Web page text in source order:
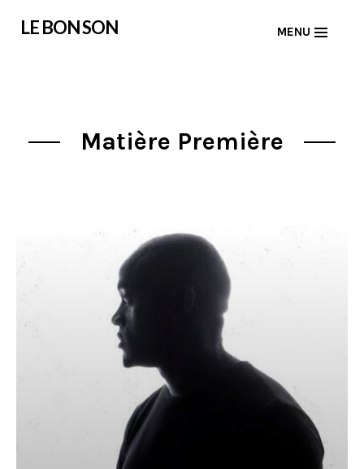
LE BON SON MENU
Matière Première